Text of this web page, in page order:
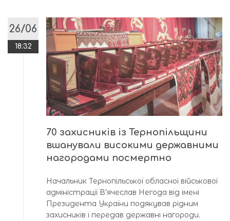
26/06
18:32
70 захисників із Тернопільщини
вшанували високими державними
нагородами посмертно
Начальник Тернопільської обласної військової
адміністрації В’ячеслав Негода від імені
Президента України подякував рідним
захисників і передав державні нагороди.